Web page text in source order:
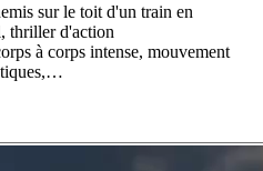
sur le toit d'un train en
thriller d'action
à corps intense, mouvement